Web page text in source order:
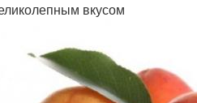
вкусом